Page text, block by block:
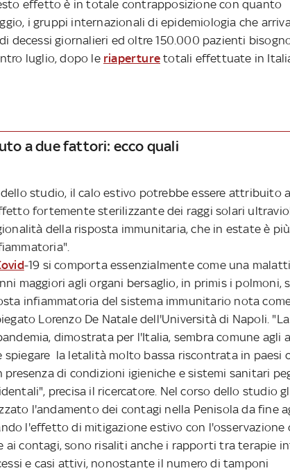
effetto è in totale contrapposizione con quanto
i gruppi internazionali di epidemiologia che
decessi giornalieri ed oltre 150.000 pazienti
luglio, dopo le riaperture totali effettuate in
a due fattori: ecco quali
studio, il calo estivo potrebbe essere attribuito
fortemente sterilizzante dei raggi solari
della risposta immunitaria, che in estate è più
-19 si comporta essenzialmente come una
maggiori agli organi bersaglio, in primis i polmoni,
infiammatoria del sistema immunitario nota
Lorenzo De Natale dell'Università di Napoli.
dimostrata per l'Italia, sembra comune agli
spiegare la letalità molto bassa riscontrata in paesi
presenza di condizioni igieniche e sistemi sanitari
precisa il ricercatore. Nel corso dello studio
l'andamento dei contagi nella Penisola da fine
l'effetto di mitigazione estivo con l'osservazione
ai contagi, sono risaliti anche i rapporti tra terapie
e casi attivi, nonostante il numero di tamponi